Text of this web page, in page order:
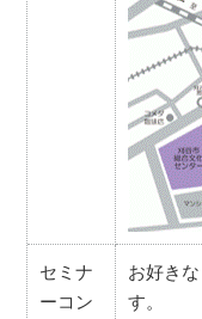
セミナ
ーコン
お好き
す。